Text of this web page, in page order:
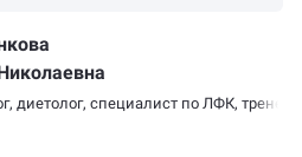
диетолог, специалист по ЛФК, тренер